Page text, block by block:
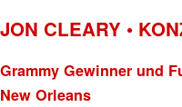
JON CLEARY •
Grammy Gewinner und
New Orleans